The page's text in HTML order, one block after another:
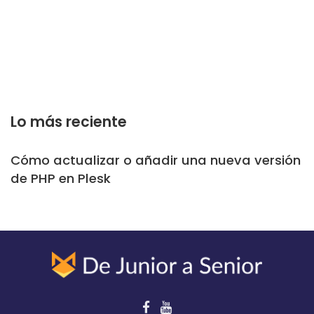
Lo más reciente
Cómo actualizar o añadir una nueva versión
de PHP en Plesk